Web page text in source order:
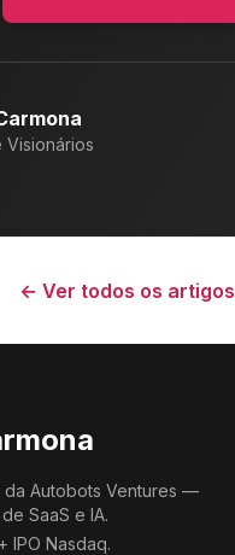
Visionários
← Ver todos os artigos
da Autobots Ventures —
SaaS e IA.
IPO Nasdaq.